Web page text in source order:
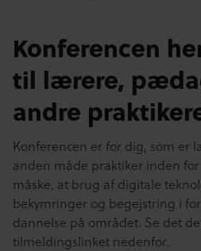
Konferencen
til lærere,
andre praktiker
Konferencen er for dig, som
anden måde praktiker inden
måske, at brug af digitale
bekymringer og begejstring i
dannelse på området. Se det
tilmeldingslinket nedenfor.